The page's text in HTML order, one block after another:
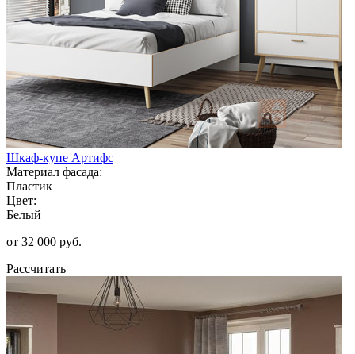
Шкаф-купе Артифс
Материал фасада:
Пластик
Цвет:
Белый
от 32 000 руб.
Рассчитать